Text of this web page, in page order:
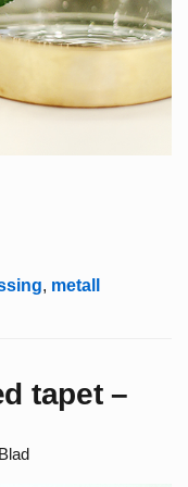
, metall
tapet –